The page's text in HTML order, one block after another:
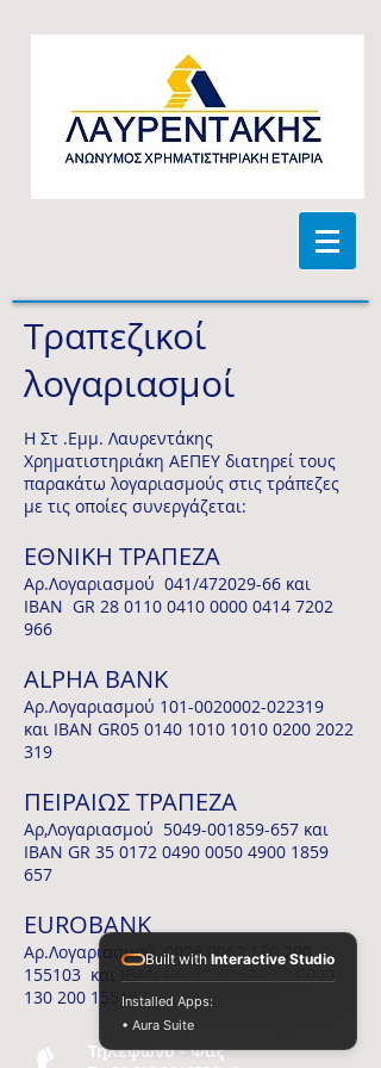
Τραπεζικοί
λογαριασμοί
Η Στ .Εμμ. Λαυρεντάκης
Χρηματιστηριάκη ΑΕΠΕΥ διατηρεί τους
παρακάτω λογαριασμούς στις τράπεζες
με τις οποίες συνεργάζεται:
ΕΘΝΙΚΗ ΤΡΑΠΕΖΑ
Αρ.Λογαριασμού 041/472029-66 και
ΙΒΑΝ GR 28 0110 0410 0000 0414 7202
966
ALPHA BANK
Αρ.Λογαριασμού 101-0020002-022319
και IBAN GR05 0140 1010 1010 0200 2022
319
ΠΕΙΡΑΙΩΣ ΤΡΑΠΕΖΑ
Αρ,Λογαριασμού 5049-001859-657 και
IBAN GR 35 0172 0490 0050 4900 1859
657
EUROBANK
Αρ.Λογαριασμού0026 0062 130 200
155103 και IBAN GR
130 200 155103
Τηλεφωνο - Φαξ
Built with Interactive Studio
Installed Apps:
• Aura Suite